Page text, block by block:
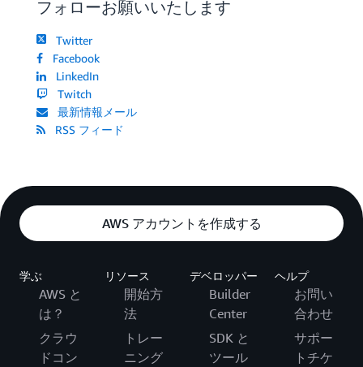
フォローお願いいたします
Twitter
Facebook
LinkedIn
Twitch
最新情報メール
RSS フィード
AWS アカウントを作成する
学ぶ
AWS と
は？
クラウ
ドコン
リソース
開始方
法
トレー
ニング
デベロッパー
Builder
Center
SDK と
ツール
ヘルプ
お問い
合わせ
サポー
トチケ